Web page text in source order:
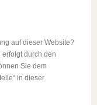
auf dieser Website?
durch den
Sie dem
in dieser